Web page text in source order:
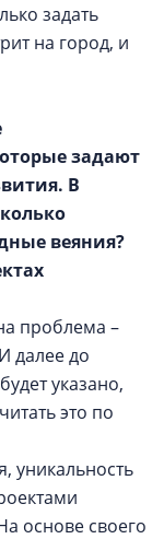
задать
на город, и
задают
В
веяния?
проблема –
далее до
указано,
это по
уникальность
основе своего